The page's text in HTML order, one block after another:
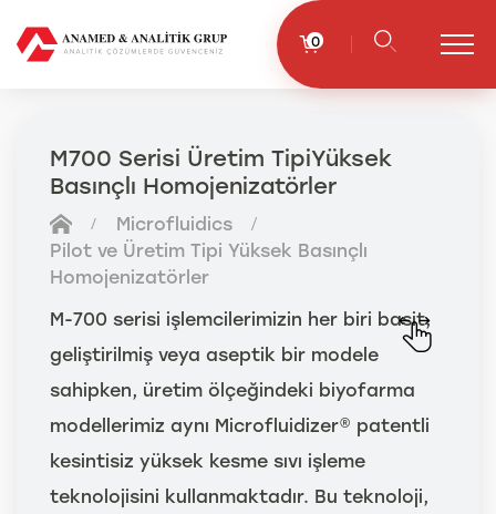
0
M700 Serisi Üretim TipiYüksek
Basınçlı Homojenizatörler
Microfluidics
Pilot ve Üretim Tipi Yüksek Basınçlı
Homojenizatörler
M-700 serisi işlemcilerimizin her biri basit,
geliştirilmiş veya aseptik bir modele
sahipken, üretim ölçeğindeki biyofarma
modellerimiz aynı Microfluidizer® patentli
kesintisiz yüksek kesme sıvı işleme
teknolojisini kullanmaktadır. Bu teknoloji,